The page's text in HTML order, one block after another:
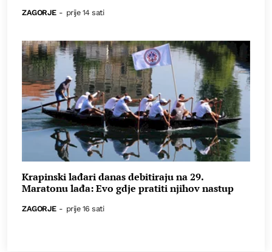
ZAGORJE - prije 14 sati
Krapinski lađari danas debitiraju na 29.
Maratonu lađa: Evo gdje pratiti njihov nastup
ZAGORJE - prije 16 sati